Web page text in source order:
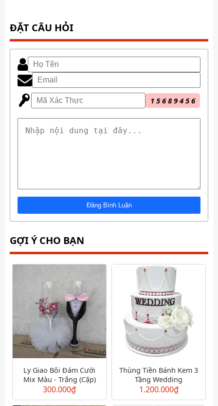
ĐẶT CÂU HỎI
1 5 6 8 9 4 5 6
GỢI Ý CHO BẠN
Ly Giao Bôi Đám Cưới
Mix Màu - Trắng (Cặp)
300.000₫
Thùng Tiền Bánh Kem 3
Tầng Wedding
1.200.000₫